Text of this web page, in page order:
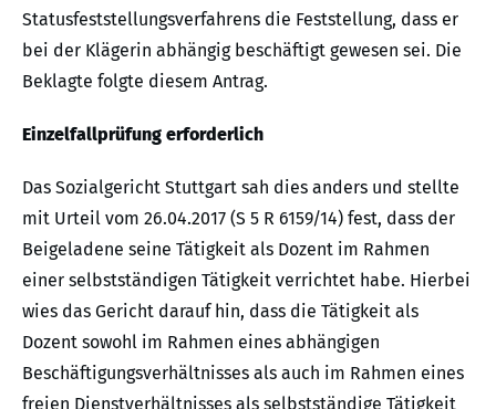
Statusfeststellungsverfahrens die Feststellung, dass er
bei der Klägerin abhängig beschäftigt gewesen sei. Die
Beklagte folgte diesem Antrag.
Einzelfallprüfung erforderlich
Das Sozialgericht Stuttgart sah dies anders und stellte
mit Urteil vom 26.04.2017 (S 5 R 6159/14) fest, dass der
Beigeladene seine Tätigkeit als Dozent im Rahmen
einer selbstständigen Tätigkeit verrichtet habe. Hierbei
wies das Gericht darauf hin, dass die Tätigkeit als
Dozent sowohl im Rahmen eines abhängigen
Beschäftigungsverhältnisses als auch im Rahmen eines
freien Dienstverhältnisses als selbstständige Tätigkeit